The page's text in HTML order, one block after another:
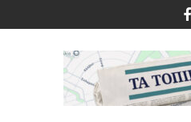
στο
περιεχόμενο